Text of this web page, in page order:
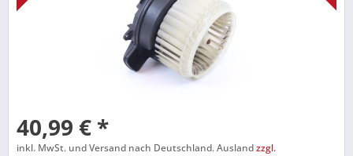
40,99 € *
inkl. MwSt. und Versand nach Deutschland. Auslandzzgl.